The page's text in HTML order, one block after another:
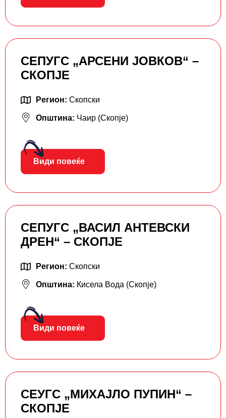
СЕПУГС „АРСЕНИ ЈОВКОВ“ –
СКОПЈЕ
Регион: Скопски
Општина: Чаир (Скопје)
Види повеќе
СЕПУГС „ВАСИЛ АНТЕВСКИ
ДРЕН“ – СКОПЈЕ
Регион: Скопски
Општина: Кисела Вода (Скопје)
Види повеќе
СЕУГС „МИХАЈЛО ПУПИН“ –
СКОПЈЕ